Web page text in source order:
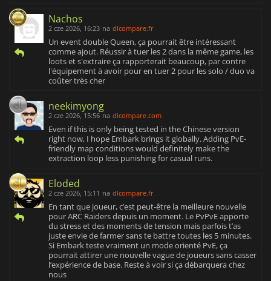
Nachos
2 cze 2026, 16:23 na dlcompare.fr
Un event double Queen, ça pourrait être intéressant
comme ajout. Réussir à tuer les 2 dans la même game, les
loots et s'extraire ça rapporterait beaucoup, par contre
l'équipement à avoir pour en tuer 2 pour les solo / duo va
coûter très cher
neekimyong
2 cze 2026, 15:56 na dlcompare.com
Even if this is only being tested in the Chinese version
right now, I hope Embark brings it globally. Adding PvE-
friendly map conditions would definitely make the
extraction loop less punishing for casual runs.
Eloded
2 cze 2026, 15:11 na dlcompare.fr
En tant que joueur, c’est peut-être la meilleure nouvelle
pour ARC Raiders depuis un moment. Le PvPvE apporte
du stress et des moments de tension mais parfois t’as
juste envie de farmer sans te battre toutes les 5 minutes.
Si Embark teste vraiment un mode orienté PvE, ça
pourrait attirer une nouvelle vague de joueurs sans casser
l’expérience de base. Reste à voir si ça débarquera chez
nous